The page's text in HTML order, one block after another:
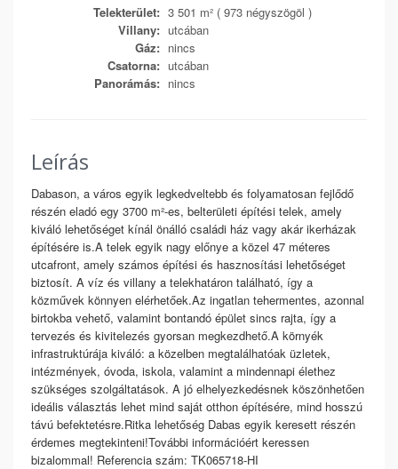
Telekterület: 3 501 m² ( 973 négyszögöl )
Villany: utcában
Gáz: nincs
Csatorna: utcában
Panorámás: nincs
Leírás
Dabason, a város egyik legkedveltebb és folyamatosan fejlődő
részén eladó egy 3700 m²-es, belterületi építési telek, amely
kiváló lehetőséget kínál önálló családi ház vagy akár ikerházak
építésére is.A telek egyik nagy előnye a közel 47 méteres
utcafront, amely számos építési és hasznosítási lehetőséget
biztosít. A víz és villany a telekhatáron található, így a
közművek könnyen elérhetőek.Az ingatlan tehermentes, azonnal
birtokba vehető, valamint bontandó épület sincs rajta, így a
tervezés és kivitelezés gyorsan megkezdhető.A környék
infrastruktúrája kiváló: a közelben megtalálhatóak üzletek,
intézmények, óvoda, iskola, valamint a mindennapi élethez
szükséges szolgáltatások. A jó elhelyezkedésnek köszönhetően
ideális választás lehet mind saját otthon építésére, mind hosszú
távú befektetésre.Ritka lehetőség Dabas egyik keresett részén
érdemes megtekinteni!További információért keressen
bizalommal! Referencia szám: TK065718-HI